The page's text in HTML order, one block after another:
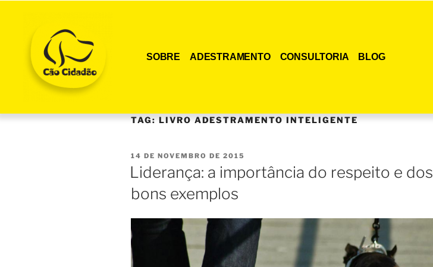
SOBRE ADESTRAMENTO CONSULTORIA BLOG
TAG:LIVRO ADESTRAMENTO INTELIGENTE
14 DE NOVEMBRO DE 2015
Liderança: a importância do respeito e dos
bons exemplos